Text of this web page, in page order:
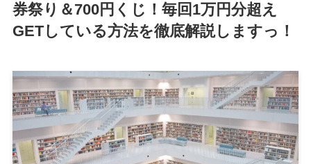
券祭り＆700円くじ！毎回1万円分超え
GETしている方法を徹底解説しますっ！